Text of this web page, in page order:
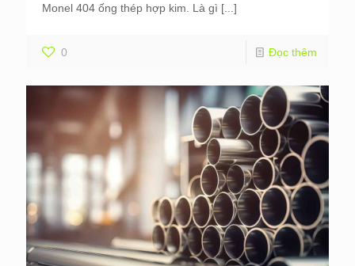
Monel 404 ống thép hợp kim. Là gì [...]
0 Đọc thêm